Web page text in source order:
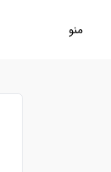
منو